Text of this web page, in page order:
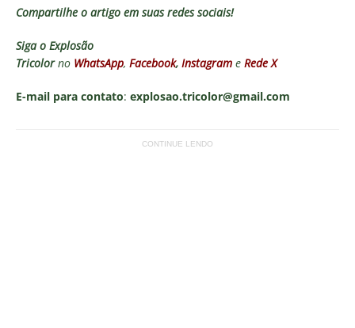
Compartilhe o artigo em suas redes sociais!
Siga o Explosão
Tricolorno WhatsApp, Facebook, Instagram e Rede X
E-mail para contato: explosao.tricolor@gmail.com
CONTINUE LENDO